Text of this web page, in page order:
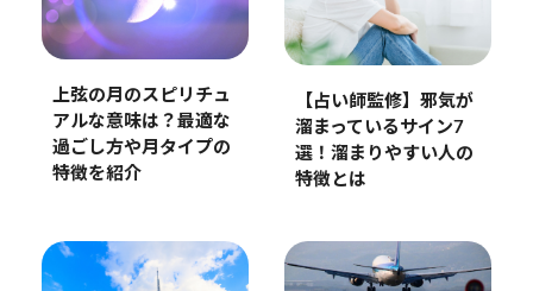
上弦の月のスピリチュ
アルな意味は？最適な
過ごし方や月タイプの
特徴を紹介
【占い師監修】邪気が
溜まっているサイン7
選！溜まりやすい人の
特徴とは